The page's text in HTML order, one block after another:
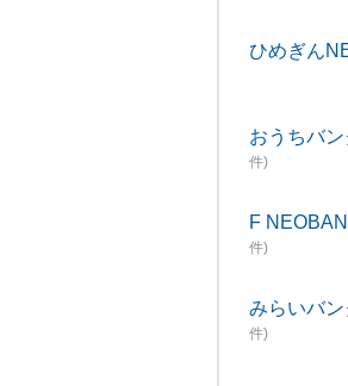
ひめぎん
おうちバン
件)
F
件)
みらいバン
件)